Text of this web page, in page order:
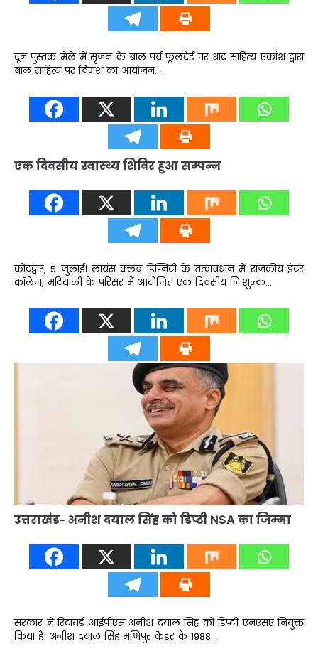
दून पुस्तक मेले में सृजन के बाल पर्व फूलदेई पर धाद साहित्य एकांश द्वारा
बाल साहित्य पर विमर्श का आयोजन…
एक दिवसीय स्वास्थ्य शिविर हुआ सम्पन्न
​कोटद्वार, 5 जुलाई। लायंस क्लब डिग्निटी के तत्वावधान में राजकीय इंटर
कॉलेज, मटियाली के परिसर में आयोजित एक दिवसीय नि:शुल्क…
उत्तराखंड- अनीश दयाल सिंह को डिप्टी NSA का जिम्मा
सरकार ने रिटायर्ड आईपीएस अनीश दयाल सिंह को डिप्टी एनएसए नियुक्त
किया है। अनीश दयाल सिंह मणिपुर कैडर के 1988…